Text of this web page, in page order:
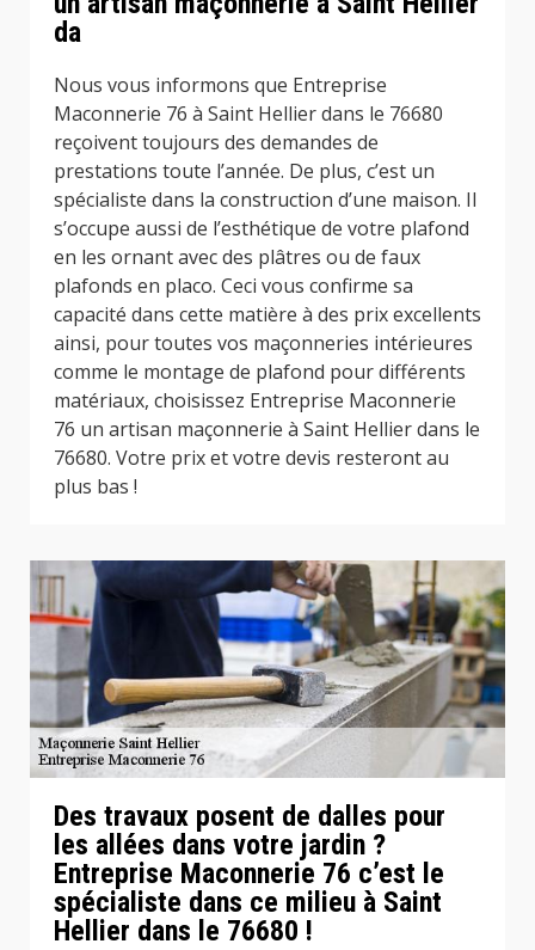
da
Nous vous informons que Entreprise
Maconnerie 76 à Saint Hellier dans le 76680
reçoivent toujours des demandes de
prestations toute l’année. De plus, c’est un
spécialiste dans la construction d’une maison. Il
s’occupe aussi de l’esthétique de votre plafond
en les ornant avec des plâtres ou de faux
plafonds en placo. Ceci vous confirme sa
capacité dans cette matière à des prix excellents
ainsi, pour toutes vos maçonneries intérieures
comme le montage de plafond pour différents
matériaux, choisissez Entreprise Maconnerie
76 un artisan maçonnerie à Saint Hellier dans le
76680. Votre prix et votre devis resteront au
plus bas !
Des travaux posent de dalles pour
les allées dans votre jardin ?
Entreprise Maconnerie 76 c’est le
spécialiste dans ce milieu à Saint
Hellier dans le 76680 !